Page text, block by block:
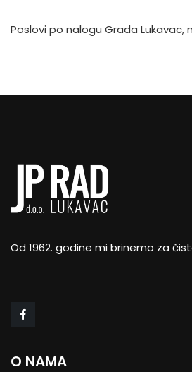
Poslovi po nalogu Grada Lukavac,
Od 1962. godine mi brinemo za
O NAMA